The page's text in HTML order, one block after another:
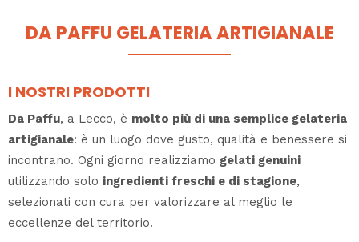
DA PAFFU GELATERIA ARTIGIANALE
I NOSTRI PRODOTTI
Da Paffu, a Lecco, è molto più di una semplice gelateria
artigianale: è un luogo dove gusto, qualità e benessere si
incontrano. Ogni giorno realizziamo gelati genuini
utilizzando solo ingredienti freschi e di stagione,
selezionati con cura per valorizzare al meglio le
eccellenze del territorio.